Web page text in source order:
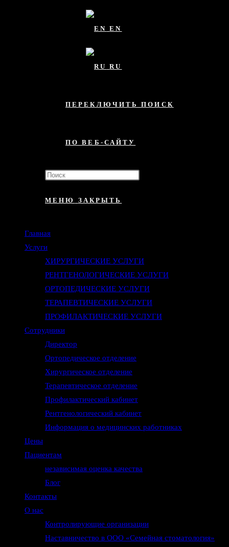
EN
RU
ПЕРЕКЛЮЧИТЬ ПОИСК
ПО ВЕБ-САЙТУ
МЕНЮ ЗАКРЫТЬ
Главная
Услуги
ХИРУРГИЧЕСКИЕ УСЛУГИ
РЕНТГЕНОЛОГИЧЕСКИЕ УСЛУГИ
ОРТОПЕДИЧЕСКИЕ УСЛУГИ
ТЕРАПЕВТИЧЕСКИЕ УСЛУГИ
ПРОФИЛАКТИЧЕСКИЕ УСЛУГИ
Сотрудники
Директор
Ортопедическое отделение
Хирургическое отделение
Терапевтическое отделение
Профилактический кабинет
Рентгенологический кабинет
Информация о медицинских работниках
Цены
Пациентам
независимая оценка качества
Блог
Контакты
О нас
Контролирующие организации
Наставничество в ООО «Семейная стоматология»